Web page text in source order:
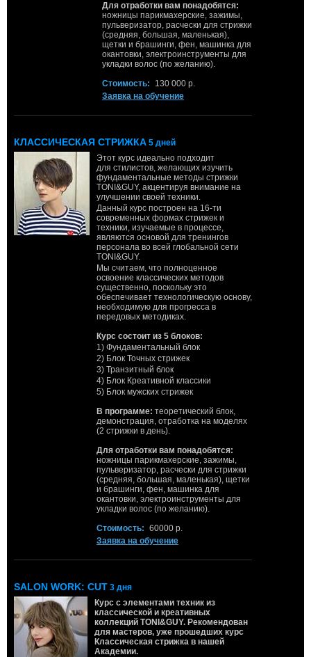
Для отработки вам понадобятся:
ножницы парикмахерские, зажимы,
пульверизатор, расчески для стрижки
(средняя, большая, маленькая),
щетки и брашинги, фен, машинка для
окантовки, электроинструменты для
укладки волос (по желанию).
Стоимость:
130 000 р.
Заявка на обучение
КЛАССИЧЕСКАЯ СТРИЖКА 5 дней
Этот курс идеально подходит
для стилистов, желающих изучить
фундаментальные методы стрижки
TONI&GUY, акцентируя внимание на
улучшении своей техники.
Данный курс построен на 16-ти
современных формах стрижек и
техники, изучаемые в процессе,
являются основой для тренингов
персонала во всей глобальной сети
TONI&GUY.
Мы считаем, что полноценное
освоение классических методов
существенно, поскольку это
обеспечивает технологическую основу,
необходимую для прогресса в
передовых методиках.
Курс состоит из 5 блоков:
1) Фундаментальный блок
2) Блок Точных стрижек
3) Транзитный блок
4) Блок Креативной классики
5) Блок мужских стрижек
В программе: теоретический блок,
демонстрация, отработка на моделях
(2 стрижки в день).
Для отработки вам понадобятся:
ножницы парикмахерские, зажимы,
пульверизатор, расчески для стрижки
(средняя, большая, маленькая), щетки
и брашинги, фен, машинка для
окантовки, электроинструменты для
укладки волос (по желанию).
Стоимость: 60000 р.
Заявка на обучение
SALON WORK: CUT 3 дня
Курс с элементами техник из
классической и креативных
коллекций TONI&GUY. Рекомендован
для мастеров, уже прошедших курс
Классическая стрижка в нашей
Академии.